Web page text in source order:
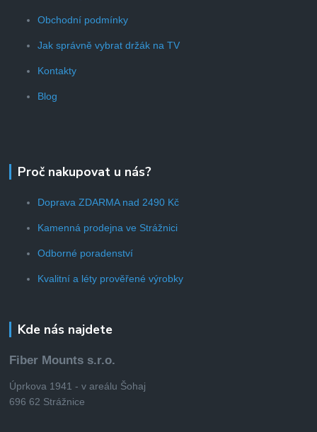
Obchodní podmínky
Jak správně vybrat držák na TV
Kontakty
Blog
Proč nakupovat u nás?
Doprava ZDARMA nad 2490 Kč
Kamenná prodejna ve Strážnici
Odborné poradenství
Kvalitní a léty prověřené výrobky
Kde nás najdete
Fiber Mounts s.r.o.
Úprkova 1941 - v areálu Šohaj
696 62 Strážnice